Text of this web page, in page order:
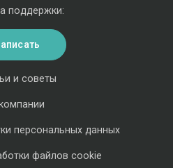
и советы
персональных данных
файлов cookie
поддержки: